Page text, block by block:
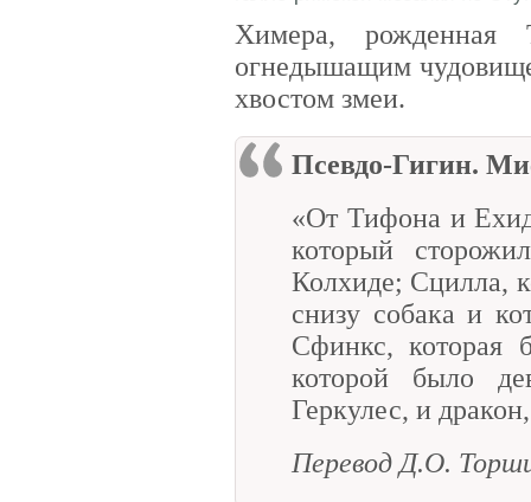
Химера,
огнедышащим
хвостом змеи.
Псевдо-Гигин.
«От Тифона и
который
Колхиде; Сцилла,
снизу собака и
Сфинкс, которая
которой было
Геркулес, и
Перевод Д.О.